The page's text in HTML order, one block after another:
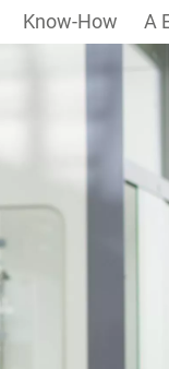
Know-How A